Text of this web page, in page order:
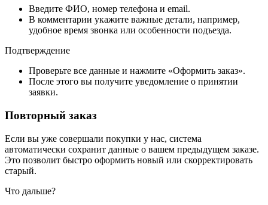
Введите ФИО, номер телефона и email.
В комментарии укажите важные детали, например,
удобное время звонка или особенности подъезда.
Подтверждение
Проверьте все данные и нажмите «Оформить заказ».
После этого вы получите уведомление о принятии
заявки.
Повторный заказ
Если вы уже совершали покупки у нас, система
автоматически сохранит данные о вашем предыдущем заказе.
Это позволит быстро оформить новый или скорректировать
старый.
Что дальше?